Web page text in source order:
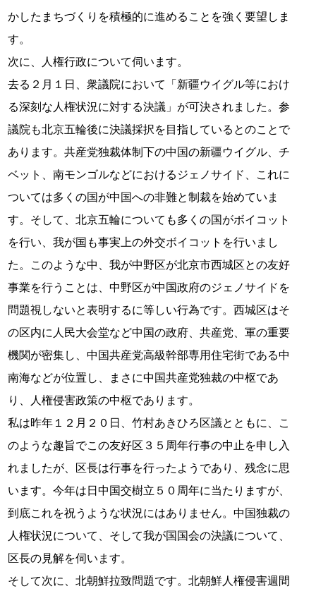
かしたまちづくりを積極的に進めることを強く要望しま
す。
次に、人権行政について伺います。
去る２月１日、衆議院において「新疆ウイグル等におけ
る深刻な人権状況に対する決議」が可決されました。参
議院も北京五輪後に決議採択を目指しているとのことで
あります。共産党独裁体制下の中国の新疆ウイグル、チ
ベット、南モンゴルなどにおけるジェノサイド、これに
ついては多くの国が中国への非難と制裁を始めていま
す。そして、北京五輪についても多くの国がボイコット
を行い、我が国も事実上の外交ボイコットを行いまし
た。このような中、我が中野区が北京市西城区との友好
事業を行うことは、中野区が中国政府のジェノサイドを
問題視しないと表明するに等しい行為です。西城区はそ
の区内に人民大会堂など中国の政府、共産党、軍の重要
機関が密集し、中国共産党高級幹部専用住宅街である中
南海などが位置し、まさに中国共産党独裁の中枢であ
り、人権侵害政策の中枢であります。
私は昨年１２月２０日、竹村あきひろ区議とともに、こ
のような趣旨でこの友好区３５周年行事の中止を申し入
れましたが、区長は行事を行ったようであり、残念に思
います。今年は日中国交樹立５０周年に当たりますが、
到底これを祝うような状況にはありません。中国独裁の
人権状況について、そして我が国国会の決議について、
区長の見解を伺います。
そして次に、北朝鮮拉致問題です。北朝鮮人権侵害週間